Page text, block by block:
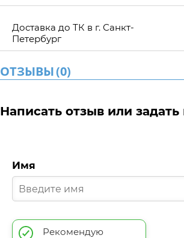
Доставка до ТК в г. Санкт-
Петербург
ОТЗЫВЫ(0)
Написать отзыв или задать
Имя
Рекомендую